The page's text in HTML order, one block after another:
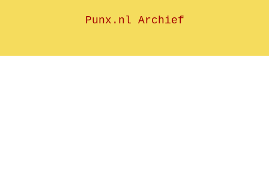
Punx.nl Archief